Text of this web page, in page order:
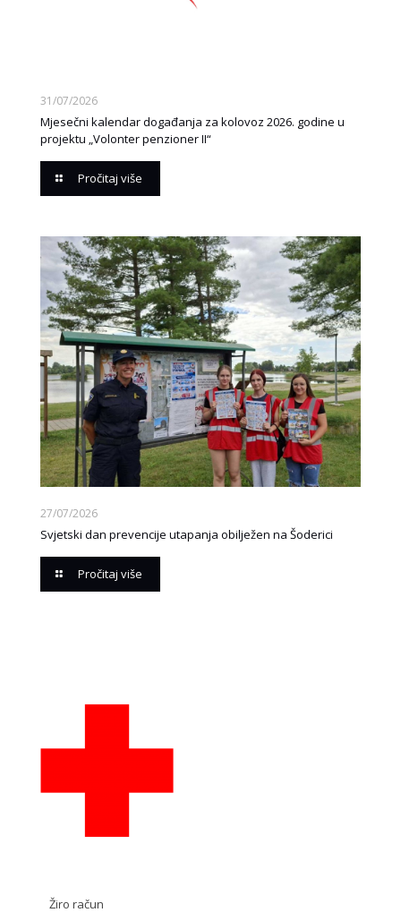
31/07/2026
Mjesečni kalendar događanja za kolovoz 2026. godine u
projektu „Volonter penzioner II“
Pročitaj više
27/07/2026
Svjetski dan prevencije utapanja obilježen na Šoderici
Pročitaj više
Žiro račun